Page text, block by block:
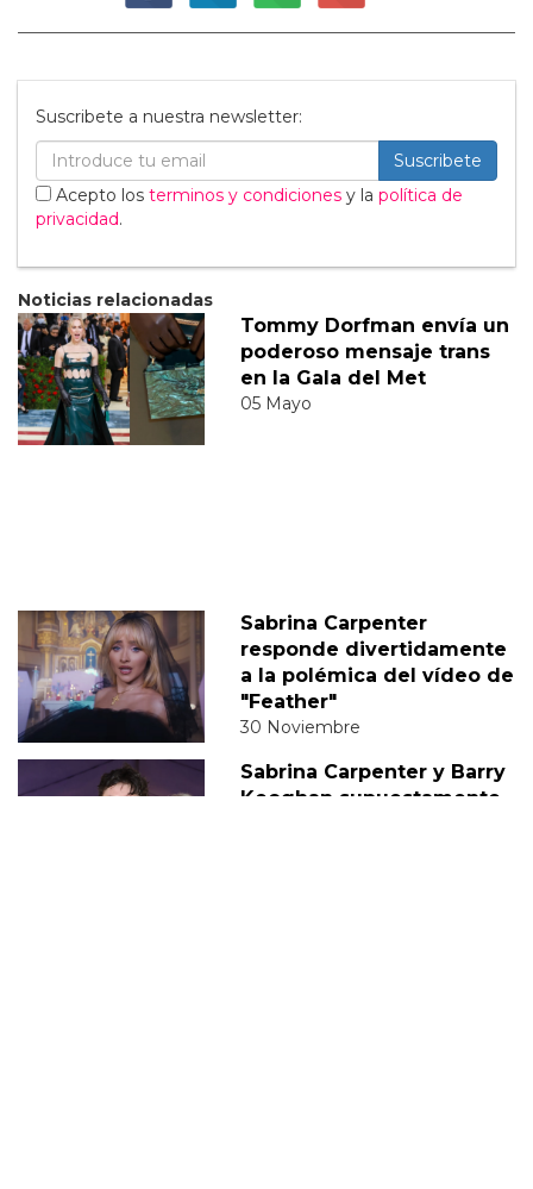
Suscribete a nuestra newsletter:
Suscribete
Acepto los terminos y condiciones y la política de
privacidad.
Noticias relacionadas
Tommy Dorfman envía un
poderoso mensaje trans
en la Gala del Met
05 Mayo
Sabrina Carpenter
responde divertidamente
a la polémica del vídeo de
"Feather"
30 Noviembre
Sabrina Carpenter y Barry
Keoghan supuestamente